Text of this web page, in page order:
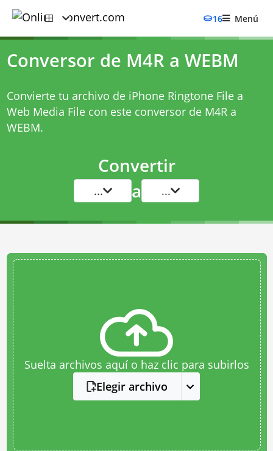
16 Menú
Conversor de M4R a WEBM
Convierte tu archivo de iPhone Ringtone File a
Web Media File con este conversor de M4R a
WEBM.
Convertir
... a ...
Suelta archivos aquí o haz clic para subirlos
Elegir archivo